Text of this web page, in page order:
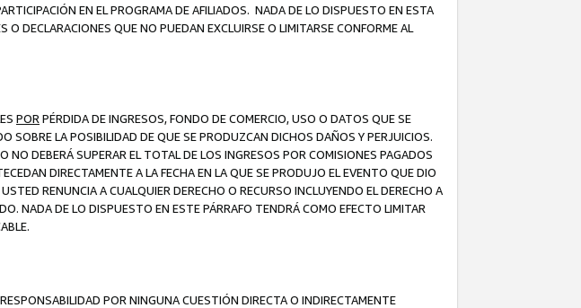
EN EL PROGRAMA DE AFILIADOS. NADA DE LO DISPUESTO EN ESTA
DECLARACIONES QUE NO PUEDAN EXCLUIRSE O LIMITARSE CONFORME AL
PORPÉRDIDA DE INGRESOS, FONDO DE COMERCIO, USO O DATOS QUE SE
SOBRE LA POSIBILIDAD DE QUE SE PRODUZCAN DICHOS DAÑOS Y PERJUICIOS.
DEBERÁ SUPERAR EL TOTAL DE LOS INGRESOS POR COMISIONES PAGADOS
DIRECTAMENTE A LA FECHA EN LA QUE SE PRODUJO EL EVENTO QUE DIO
RENUNCIA A CUALQUIER DERECHO O RECURSO INCLUYENDO EL DERECHO A
NADA DE LO DISPUESTO EN ESTE PÁRRAFO TENDRÁ COMO EFECTO LIMITAR
POR NINGUNA CUESTIÓN DIRECTA O INDIRECTAMENTE